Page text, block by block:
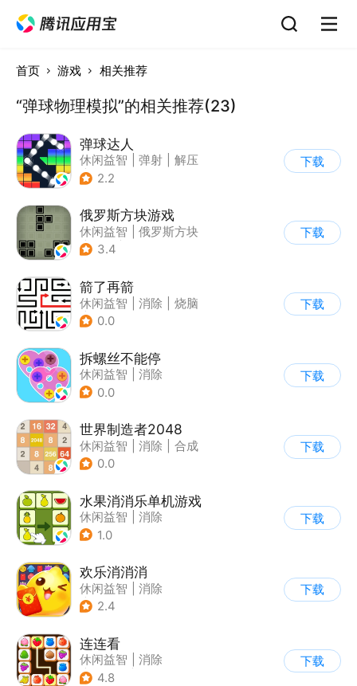
首页 游戏 相关推荐
“弹球物理模拟”的相关推荐(23)
弹球达人
休闲益智 弹射
解压
| 卡通
2.2
下载
俄罗斯方块游戏
休闲益智
俄罗斯方块
| 童年
3.4
下载
箭了再箭
休闲益智 消除
烧脑
| 清新
0.0
下载
拆螺丝不能停
休闲益智
消除
0.0
下载
世界制造者2048
休闲益智 消除
合成
0.0
下载
水果消消乐单机游戏
休闲益智
消除
1.0
下载
欢乐消消消
休闲益智
消除
| 积分网赚
2.4
下载
连连看
休闲益智
消除
| 多比特
4.8
下载